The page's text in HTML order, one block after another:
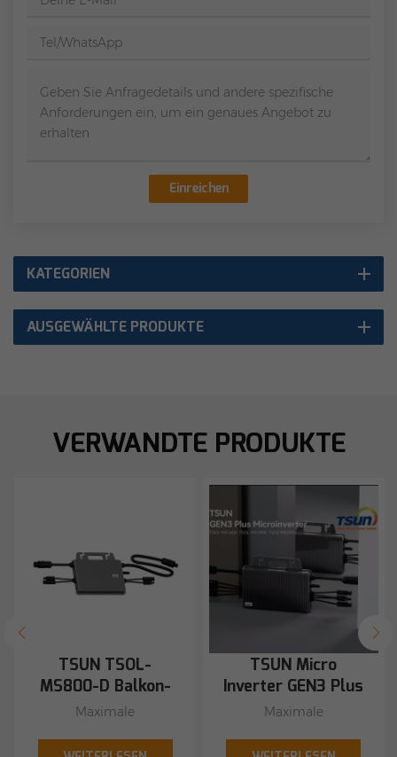
Einreichen
KATEGORIEN
AUSGEWÄHLTE PRODUKTE
VERWANDTE PRODUKTE
TSUN TSOL-
MS800-D Balkon-
Smart-Micro-
Wechselrichter
Maximale
TSUN Micro
Inverter GEN3 Plus
TSOL-MS1600
Balcony Smart
Maximale